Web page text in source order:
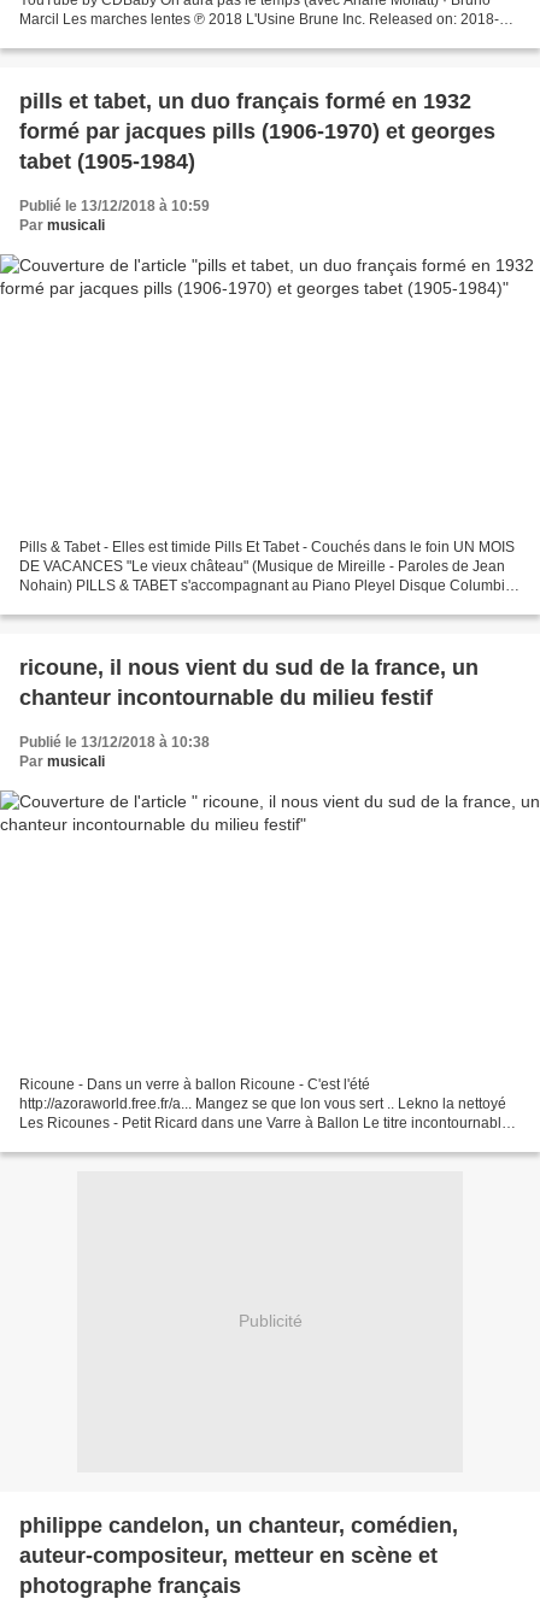
Marcil Les marches lentes ℗ 2018 L'Usine Brune Inc. Released on: 2018-11-
pills et tabet, un duo français formé en 1932
formé par jacques pills (1906-1970) et georges
tabet (1905-1984)
Publié le 13/12/2018 à 10:59
Par musicali
Pills & Tabet - Elles est timide Pills Et Tabet - Couchés dans le foin UN MOIS
DE VACANCES "Le vieux château" (Musique de Mireille - Paroles de Jean
Nohain) PILLS & TABET s'accompagnant au Piano Pleyel Disque Columbia
ricoune, il nous vient du sud de la france, un
chanteur incontournable du milieu festif
Publié le 13/12/2018 à 10:38
Par musicali
Ricoune - Dans un verre à ballon Ricoune - C'est l'été
http://azoraworld.free.fr/a... Mangez se que lon vous sert .. Lekno la nettoyé
Les Ricounes - Petit Ricard dans une Varre à Ballon Le titre incontournable
Publicité
philippe candelon, un chanteur, comédien,
auteur-compositeur, metteur en scène et
photographe français